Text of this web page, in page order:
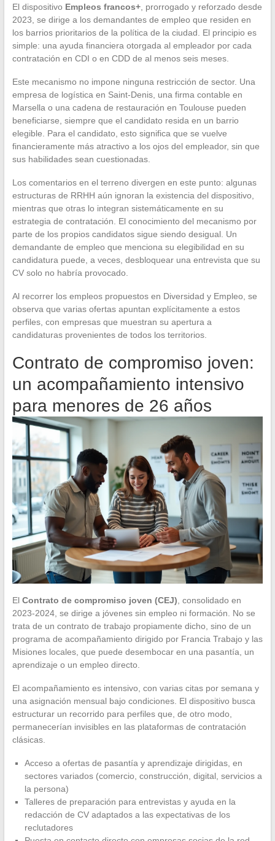
El dispositivo Empleos francos+, prorrogado y reforzado desde
2023, se dirige a los demandantes de empleo que residen en
los barrios prioritarios de la política de la ciudad. El principio es
simple: una ayuda financiera otorgada al empleador por cada
contratación en CDI o en CDD de al menos seis meses.
Este mecanismo no impone ninguna restricción de sector. Una
empresa de logística en Saint-Denis, una firma contable en
Marsella o una cadena de restauración en Toulouse pueden
beneficiarse, siempre que el candidato resida en un barrio
elegible. Para el candidato, esto significa que se vuelve
financieramente más atractivo a los ojos del empleador, sin que
sus habilidades sean cuestionadas.
Los comentarios en el terreno divergen en este punto: algunas
estructuras de RRHH aún ignoran la existencia del dispositivo,
mientras que otras lo integran sistemáticamente en su
estrategia de contratación. El conocimiento del mecanismo por
parte de los propios candidatos sigue siendo desigual. Un
demandante de empleo que menciona su elegibilidad en su
candidatura puede, a veces, desbloquear una entrevista que su
CV solo no habría provocado.
Al recorrer los empleos propuestos en Diversidad y Empleo, se
observa que varias ofertas apuntan explícitamente a estos
perfiles, con empresas que muestran su apertura a
candidaturas provenientes de todos los territorios.
Contrato de compromiso joven:
un acompañamiento intensivo
para menores de 26 años
El Contrato de compromiso joven (CEJ) , consolidado en
2023-2024, se dirige a jóvenes sin empleo ni formación. No se
trata de un contrato de trabajo propiamente dicho, sino de un
programa de acompañamiento dirigido por Francia Trabajo y las
Misiones locales, que puede desembocar en una pasantía, un
aprendizaje o un empleo directo.
El acompañamiento es intensivo, con varias citas por semana y
una asignación mensual bajo condiciones. El dispositivo busca
estructurar un recorrido para perfiles que, de otro modo,
permanecerían invisibles en las plataformas de contratación
clásicas.
Acceso a ofertas de pasantía y aprendizaje dirigidas, en
sectores variados (comercio, construcción, digital, servicios a
la persona)
Talleres de preparación para entrevistas y ayuda en la
redacción de CV adaptados a las expectativas de los
reclutadores